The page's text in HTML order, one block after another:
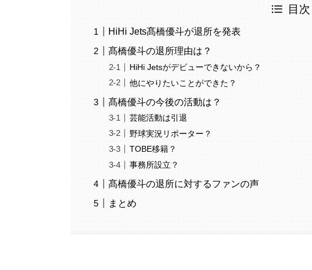
目次
HiHi Jets髙橋優斗が退所を発表
髙橋優斗の退所理由は？
HiHi Jetsがデビューできないから？
他にやりたいことができた？
髙橋優斗の今後の活動は？
芸能活動は引退
野球実況リポーター？
TOBE移籍？
事務所設立？
髙橋優斗の退所に対するファンの声
まとめ